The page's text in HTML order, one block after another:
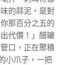
的蒜泥，是對
那百分之五的
代價！」醋罐
口，正在聚積
小爪子，一把